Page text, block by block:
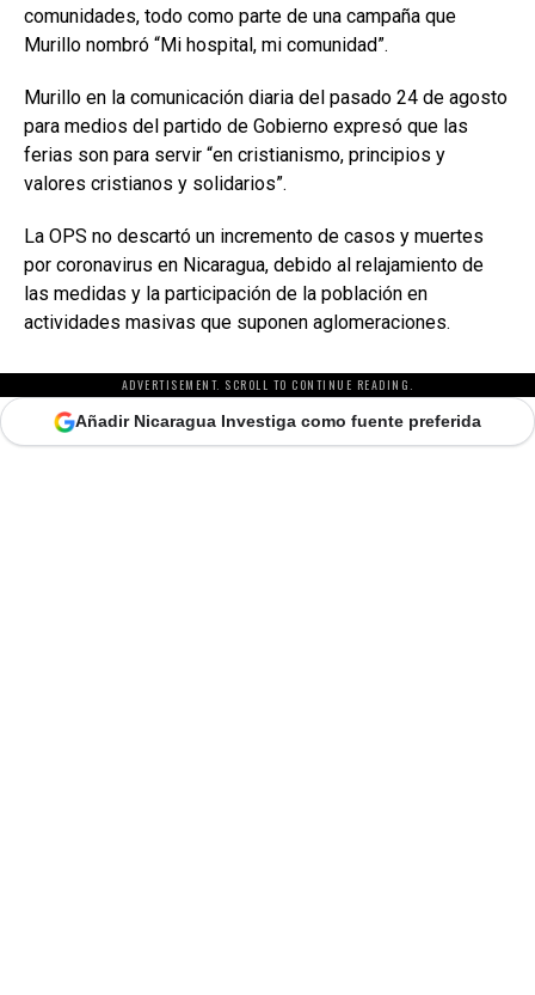
comunidades, todo como parte de una campaña que
Murillo nombró “Mi hospital, mi comunidad”.
Murillo en la comunicación diaria del pasado 24 de agosto
para medios del partido de Gobierno expresó que las
ferias son para servir “en cristianismo, principios y
valores cristianos y solidarios”.
La OPS no descartó un incremento de casos y muertes
por coronavirus en Nicaragua, debido al relajamiento de
las medidas y la participación de la población en
actividades masivas que suponen aglomeraciones.
ADVERTISEMENT. SCROLL TO CONTINUE READING.
Añadir Nicaragua Investiga como fuente preferida